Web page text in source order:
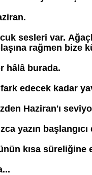
sesleri var.
rağmen bize
hâlâ burada.
edecek kadar
Haziran'ı
yazın başlangıcı
kısa süreliğine el